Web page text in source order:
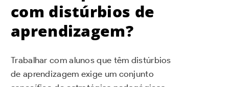
com distúrbios de
aprendizagem?
Trabalhar com alunos que têm distúrbios
de aprendizagem exige um conjunto